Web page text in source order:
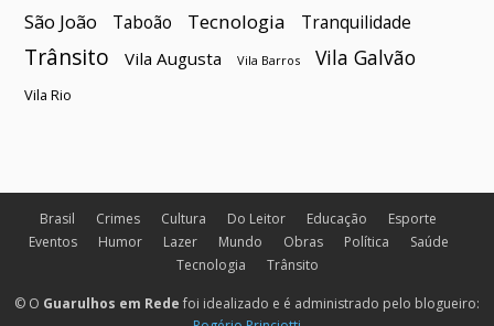
São João Taboão Tecnologia Tranquilidade
Trânsito Vila Augusta Vila Barros Vila Galvão
Vila Rio
Brasil Crimes Cultura Do Leitor Educação
Esporte
Eventos
Humor Lazer Mundo Obras Política
Saúde
Tecnologia
Trânsito
© O Guarulhos em Rede foi idealizado e é administrado pelo blogueiro: